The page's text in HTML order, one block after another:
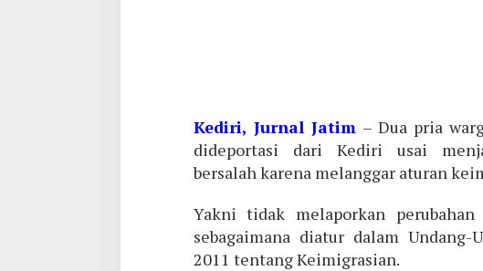
Kediri, Jurnal Jatim – Dua pria
dideportasi dari Kediri usai
bersalah karena melanggar aturan
Yakni tidak melaporkan
sebagaimana diatur dalam
2011 tentang Keimigrasian.